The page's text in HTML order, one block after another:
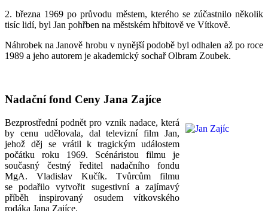
2. března 1969 po průvodu městem, kterého se zúčastnilo několik
tisíc lidí, byl Jan pohřben na městském hřbitově ve Vítkově.
Náhrobek na Janově hrobu v nynější podobě byl odhalen až po roce
1989 a jeho autorem je akademický sochař Olbram Zoubek.
Nadační fond Ceny Jana Zajíce
Bezprostřední podnět pro vznik nadace, která
by cenu udělovala, dal televizní film Jan,
jehož děj se vrátil k tragickým událostem
počátku roku 1969. Scénáristou filmu je
současný čestný ředitel nadačního fondu
MgA. Vladislav Kučík. Tvůrcům filmu
se podařilo vytvořit sugestivní a zajímavý
příběh inspirovaný osudem vítkovského
rodáka Jana Zajíce.